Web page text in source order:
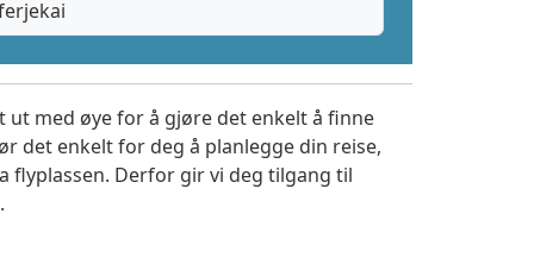
med øye for å gjøre det enkelt å finne
det enkelt for deg å planlegge din reise,
flyplassen. Derfor gir vi deg tilgang til